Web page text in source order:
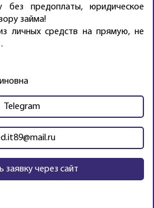
без предоплаты, юридическое
займа!
личных средств на прямую, не
Telegram
заявку через сайт